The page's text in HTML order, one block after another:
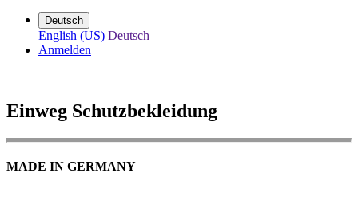
Deutsch
English (US) Deutsch
Anmelden
Einweg Schutzbekleidung
MADE IN GERMANY